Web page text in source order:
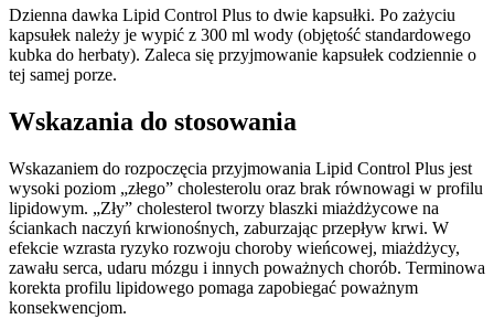
Dzienna dawka Lipid Control Plus to dwie kapsułki. Po zażyciu
kapsułek należy je wypić z 300 ml wody (objętość standardowego
kubka do herbaty). Zaleca się przyjmowanie kapsułek codziennie o
tej samej porze.
Wskazania do stosowania
Wskazaniem do rozpoczęcia przyjmowania Lipid Control Plus jest
wysoki poziom „złego” cholesterolu oraz brak równowagi w profilu
lipidowym. „Zły” cholesterol tworzy blaszki miażdżycowe na
ściankach naczyń krwionośnych, zaburzając przepływ krwi. W
efekcie wzrasta ryzyko rozwoju choroby wieńcowej, miażdżycy,
zawału serca, udaru mózgu i innych poważnych chorób. Terminowa
korekta profilu lipidowego pomaga zapobiegać poważnym
konsekwencjom.